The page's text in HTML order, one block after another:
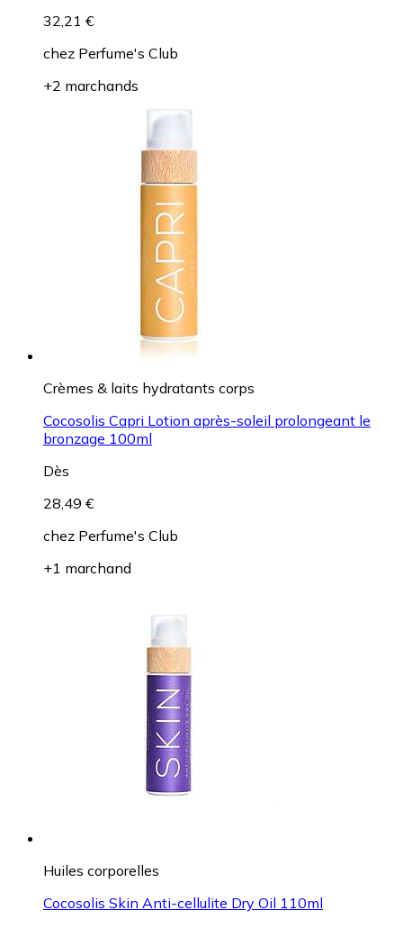
32,21 €
chez Perfume's Club
+2 marchands
Crèmes & laits hydratants corps
Cocosolis Capri Lotion après-soleil prolongeant le
bronzage 100ml
Dès
28,49 €
chez Perfume's Club
+1 marchand
Huiles corporelles
Cocosolis Skin Anti-cellulite Dry Oil 110ml